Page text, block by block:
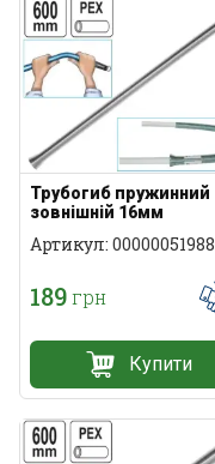
Трубогиб пружинний
зовнішній 16мм
Артикул: 00000051988
189грн
Купити